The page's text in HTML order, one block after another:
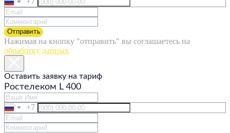
Отправить
Нажимая на кнопку "отправить" вы соглашаетесь на
обработку данных
Оставить заявку на тариф
Ростелеком L 400
+7